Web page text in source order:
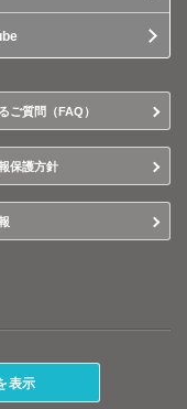
ご質問（FAQ）
保護方針
表示